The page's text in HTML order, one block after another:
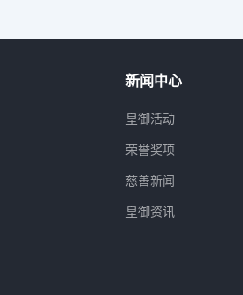
新闻中心
皇御活动
荣誉奖项
慈善新闻
皇御资讯